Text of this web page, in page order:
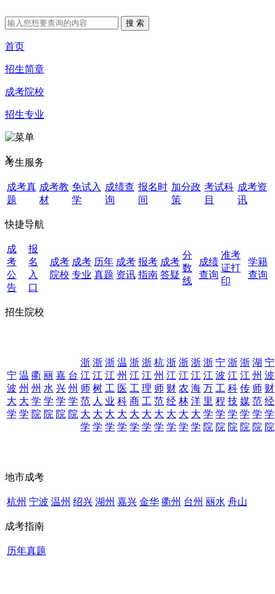
首页
招生简章
成考院校
招生专业
X
考生服务
成考真
题
成考教
材
免试入
学
成绩查
询
报名时
间
加分政
策
考试科
目
成考资
讯
快捷导航
成
考
公
告
报
名
入
口
成考
院校
成考
专业
历年
真题
成考
资讯
报考
指南
成考
答疑
分
数
线
成绩
查询
准考
证打
印
学籍
查询
招生院校
宁
波
大
学
温
州
大
学
衢
州
学
院
丽
水
学
院
嘉
兴
学
院
台
州
学
院
浙
江
师
范
大
学
浙
江
树
人
大
学
浙
江
工
业
大
学
温
州
医
科
大
学
浙
江
工
商
大
学
浙
江
理
工
大
学
杭
州
师
范
大
学
浙
江
财
经
大
学
浙
江
农
林
大
学
浙
江
海
洋
大
学
浙
江
万
里
学
院
宁
波
工
程
学
院
浙
江
科
技
学
院
浙
江
传
媒
学
院
湖
州
师
范
学
院
宁
波
财
经
学
院
地市成考
杭州 宁波 温州 绍兴 湖州 嘉兴 金华 衢州 台州 丽水 舟山
成考指南
历年真题